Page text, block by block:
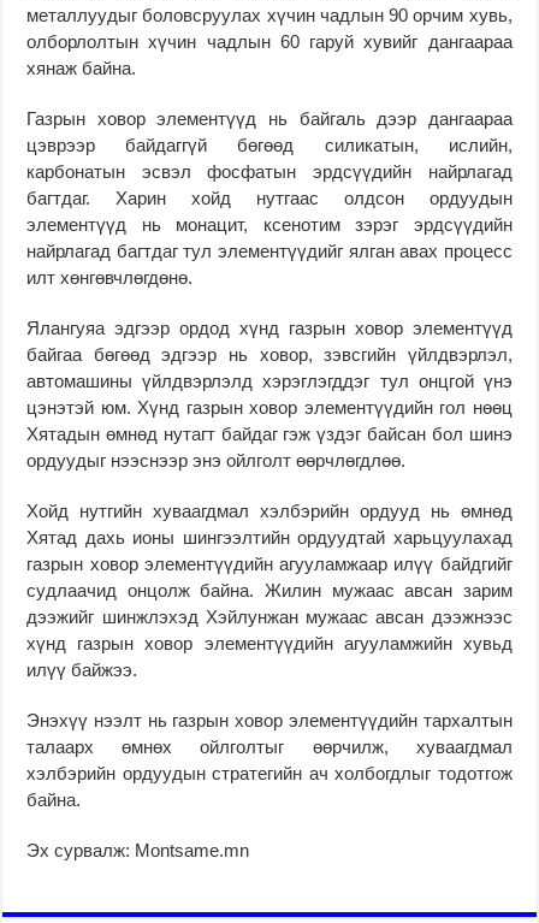
металлуудыг боловсруулах хүчин чадлын 90 орчим хувь,
олборлолтын хүчин чадлын 60 гаруй хувийг дангаараа
хянаж байна.
Газрын ховор элементүүд нь байгаль дээр дангаараа
цэврээр байдаггүй бөгөөд силикатын, ислийн,
карбонатын эсвэл фосфатын эрдсүүдийн найрлагад
багтдаг. Харин хойд нутгаас олдсон ордуудын
элементүүд нь монацит, ксенотим зэрэг эрдсүүдийн
найрлагад багтдаг тул элементүүдийг ялган авах процесс
илт хөнгөвчлөгдөнө.
Ялангуяа эдгээр ордод хүнд газрын ховор элементүүд
байгаа бөгөөд эдгээр нь ховор, зэвсгийн үйлдвэрлэл,
автомашины үйлдвэрлэлд хэрэглэгддэг тул онцгой үнэ
цэнэтэй юм. Хүнд газрын ховор элементүүдийн гол нөөц
Хятадын өмнөд нутагт байдаг гэж үздэг байсан бол шинэ
ордуудыг нээснээр энэ ойлголт өөрчлөгдлөө.
Хойд нутгийн хуваагдмал хэлбэрийн ордууд нь өмнөд
Хятад дахь ионы шингээлтийн ордуудтай харьцуулахад
газрын ховор элементүүдийн агууламжаар илүү байдгийг
судлаачид онцолж байна. Жилин мужаас авсан зарим
дээжийг шинжлэхэд Хэйлунжан мужаас авсан дээжнээс
хүнд газрын ховор элементүүдийн агууламжийн хувьд
илүү байжээ.
Энэхүү нээлт нь газрын ховор элементүүдийн тархалтын
талаарх өмнөх ойлголтыг өөрчилж, хуваагдмал
хэлбэрийн ордуудын стратегийн ач холбогдлыг тодотгож
байна.
Эх сурвалж: Montsame.mn